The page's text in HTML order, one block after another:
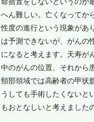
へん難しい。亡くなってか
性度の進行という現象があ
は予測できないが、がんの
になると考えます。天寿が
中のがんの位置、それから
頸部領域では高齢者の甲状
うしても手術したくないと
もおとなしいと考えました